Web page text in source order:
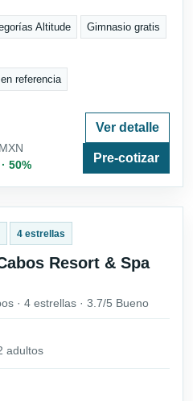
Altitude Gimnasio gratis
referencia
50%
Ver detalle
Pre-cotizar
4 estrellas
Resort & Spa
· 4 estrellas · 3.7/5 Bueno
adultos